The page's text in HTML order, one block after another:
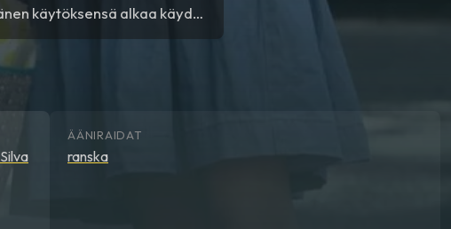
käytöksensä alkaa käydä
ÄÄNIRAIDAT
ranska